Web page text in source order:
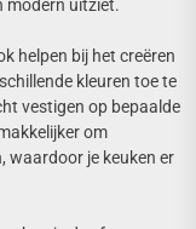
modern uitziet.
helpen bij het creëren
kleuren toe te
vestigen op bepaalde
om
waardoor je keuken er